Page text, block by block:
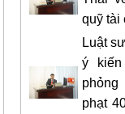
quỹ tài
Luật
ý
phạt